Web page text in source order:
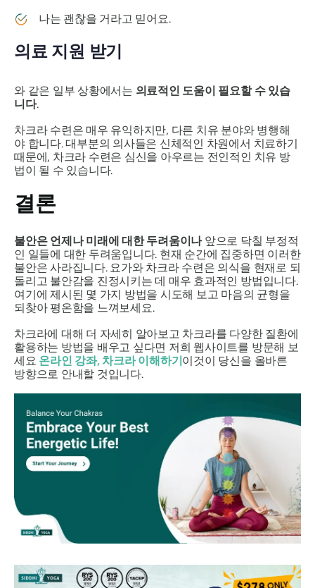
나는 괜찮을 거라고 믿어요.
의료 지원 받기
와 같은 일부 상황에서는 의료적인 도움이 필요할 수 있습
니다.
차크라 수련은 매우 유익하지만, 다른 치유 분야와 병행해
야 합니다. 대부분의 의사들은 신체적인 차원에서 치료하기
때문에, 차크라 수련은 심신을 아우르는 전인적인 치유 방
법이 될 수 있습니다.
결론
불안은 언제나 미래에 대한 두려움이나앞으로 닥칠 부정적
인 일들에 대한 두려움입니다. 현재 순간에 집중하면 이러한
불안은 사라집니다. 요가와 차크라 수련은 의식을 현재로 되
돌리고 불안감을 진정시키는 데 매우 효과적인 방법입니다.
여기에 제시된 몇 가지 방법을 시도해 보고 마음의 균형을
되찾아 평온함을 느껴보세요.
차크라에 대해 더 자세히 알아보고 차크라를 다양한 질환에
활용하는 방법을 배우고 싶다면 저희 웹사이트를 방문해 보
세요 온라인 강좌, 차크라 이해하기이것이 당신을 올바른
방향으로 안내할 것입니다.